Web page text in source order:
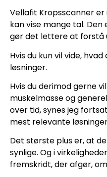
Vellafit Kropsscanner
kan vise mange tal.
gør det lettere at forstå
Hvis du kun vil vide,
løsninger.
Hvis du derimod gerne
muskelmasse og
over tid, synes jeg
mest relevante
Det største plus er, at
synlige. Og i
fremskridt, der afgør,